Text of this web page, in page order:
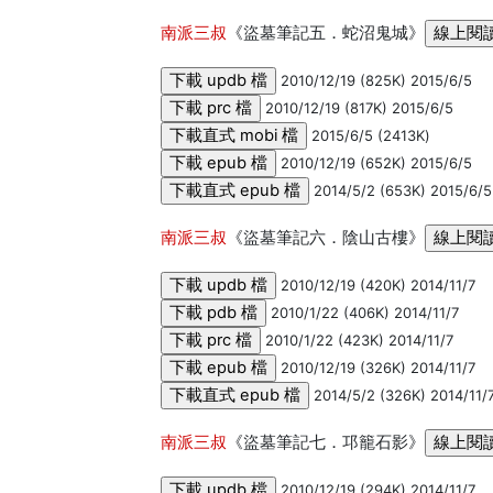
南派三叔 《盜墓筆記五．蛇沼鬼城》
2010/12/19 (825K) 2015/6/5
2010/12/19 (817K) 2015/6/5
2015/6/5 (2413K)
2010/12/19 (652K) 2015/6/5
2014/5/2 (653K) 2015/6/5
南派三叔 《盜墓筆記六．陰山古樓》
2010/12/19 (420K) 2014/11/7
2010/1/22 (406K) 2014/11/7
2010/1/22 (423K) 2014/11/7
2010/12/19 (326K) 2014/11/7
2014/5/2 (326K) 2014/11/
南派三叔 《盜墓筆記七．邛籠石影》